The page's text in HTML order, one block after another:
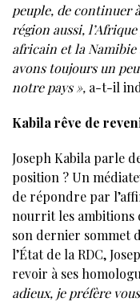
peuple, de continuer
région aussi,
africain et la
avons toujours un
notre pays », a-t-il
Kabila rêve de
Joseph Kabila parle
position ? Un
de répondre par
nourrit les ambitions
son dernier sommet
l’État de la RDC,
revoir à ses
adieux, je préfère